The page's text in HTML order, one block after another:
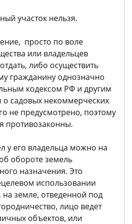
участок нельзя.
просто по воле
или владельцев
либо осуществить
гражданину однозначно
кодексом РФ и другим
о садовых некоммерческих
не предусмотрено, поэтому
противозаконны.
у его владельца можно на
обороте земель
назначения. Это
использовании
на земле, отведенной под
лицо ведет
объектов, или